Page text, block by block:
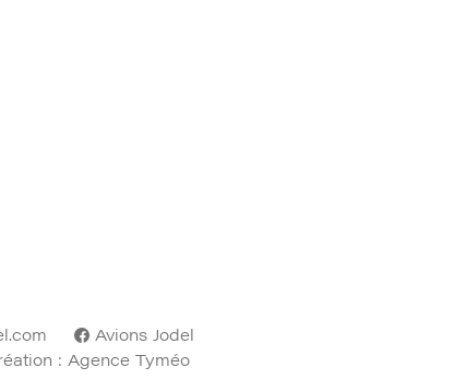
Avions Jodel
: Agence Tyméo